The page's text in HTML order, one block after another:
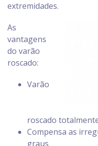
extremidades.
As
vantagens
do varão
roscado:
Varão
roscado
Compensa as
graus